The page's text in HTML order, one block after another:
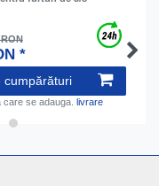
*
cumpărături
care se adauga. livrare